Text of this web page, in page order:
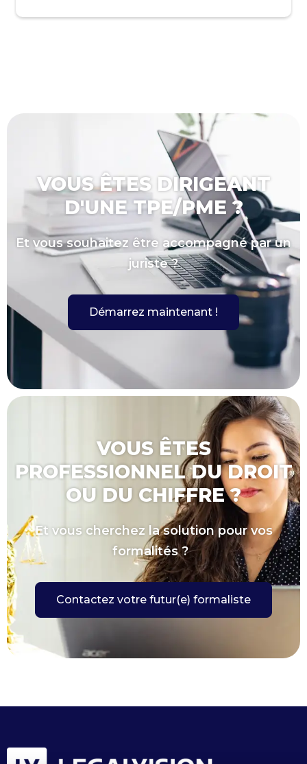
VOUS ÊTES DIRIGEANT
D'UNE TPE/PME ?
Et vous souhaitez être accompagné par un
juriste ?
Démarrez maintenant !
VOUS ÊTES
PROFESSIONNEL DU DROIT
OU DU CHIFFRE ?
Et vous cherchez la solution pour vos
formalités ?
Contactez votre futur(e) formaliste